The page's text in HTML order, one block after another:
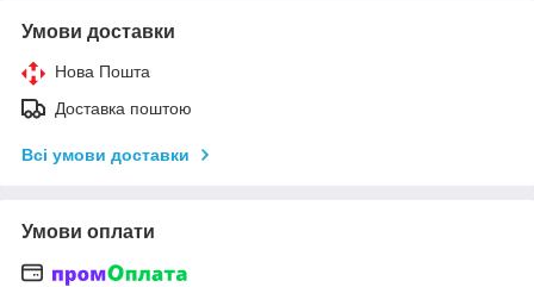
Умови доставки
Нова Пошта
Доставка поштою
Всі умови доставки
Умови оплати